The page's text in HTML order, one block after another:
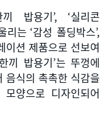
끼 밥용기’, ‘실리콘
리는 ‘감성 폴딩박스’,
이션 제품으로 선보여
끼 밥용기’는 뚜껑에
음식의 촉촉한 식감을
양으로 디자인되어